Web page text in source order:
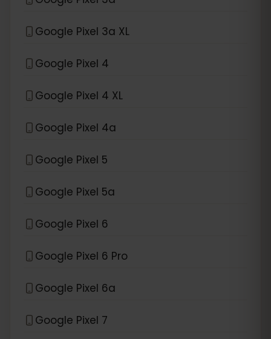
Google Pixel 3a XL
Google Pixel 4
Google Pixel 4 XL
Google Pixel 4a
Google Pixel 5
Google Pixel 5a
Google Pixel 6
Google Pixel 6 Pro
Google Pixel 6a
Google Pixel 7